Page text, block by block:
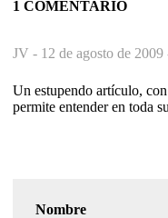
1 COMENTARIO
JV - 12 de agosto de
Un estupendo artículo,
permite entender en toda
Nombre